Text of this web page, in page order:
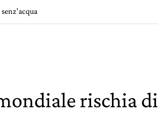
rischia di